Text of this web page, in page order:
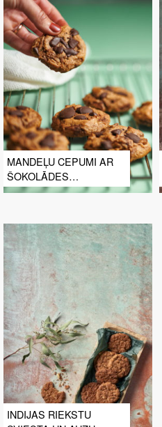
MANDEĻU CEPUMI AR
ŠOKOLĀDES
GABALIŅIEM
INDIJAS RIEKSTU